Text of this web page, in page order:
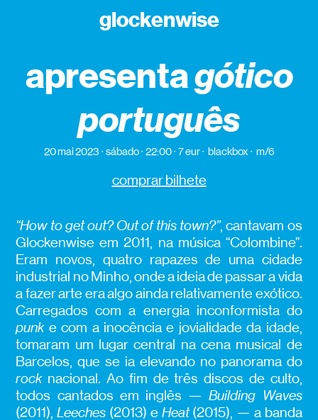
glockenwise
apresentagótico
português
20 mai 2023 sábado 22:00 7 eur blackbox m/6
comprar bilhete
“How to get out? Out of this town?”, cantavam os
Glockenwise em 2011, na música “Colombine”.
Eram novos, quatro rapazes de uma cidade
industrial no Minho, onde a ideia de passar a vida
a fazer arte era algo ainda relativamente exótico.
Carregados com a energia inconformista do
punk e com a inocência e jovialidade da idade,
tomaram um lugar central na cena musical de
Barcelos, que se ia elevando no panorama do
rock nacional. Ao fim de três discos de culto,
todos cantados em inglês —Building Waves
(2011), Leeches (2013) e Heat(2015), — a banda